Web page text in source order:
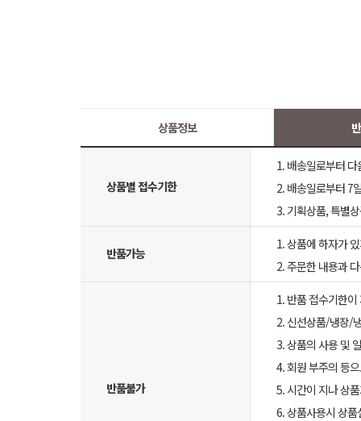
상품정보
상품별 접수기한
1. 배송일로부터
2. 배송일로부터 7
3. 기획상품, 특별
반품가능
1. 상품에 하자가
2. 주문한 내용과
반품불가
1. 반품 접수기한이
2. 신선상품/냉장/
3. 상품의 사용 및
4. 회원 부주의 등
5. 시간이 지나 상
6. 상품사용시 상